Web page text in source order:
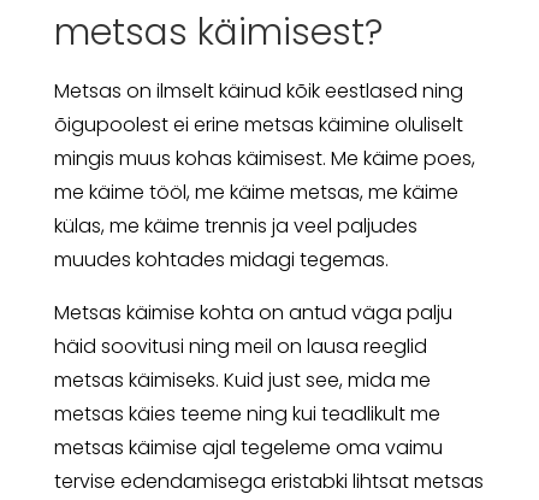
metsas käimisest?
Metsas on ilmselt käinud kõik eestlased ning
õigupoolest ei erine metsas käimine oluliselt
mingis muus kohas käimisest. Me käime poes,
me käime tööl, me käime metsas, me käime
külas, me käime trennis ja veel paljudes
muudes kohtades midagi tegemas.
Metsas käimise kohta on antud väga palju
häid soovitusi ning meil on lausa reeglid
metsas käimiseks. Kuid just see, mida me
metsas käies teeme ning kui teadlikult me
metsas käimise ajal tegeleme oma vaimu
tervise edendamisega eristabki lihtsat metsas